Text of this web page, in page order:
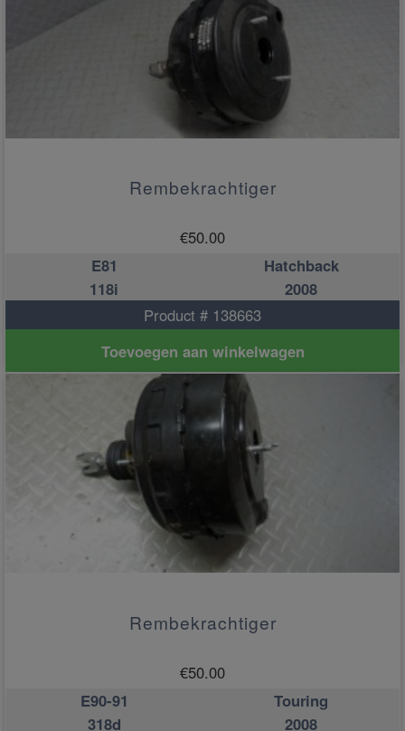
Rembekrachtiger
€50.00
E81
Hatchback
118i
2008
Product # 138663
Toevoegen aan winkelwagen
Rembekrachtiger
€50.00
E90-91
Touring
318d
2008